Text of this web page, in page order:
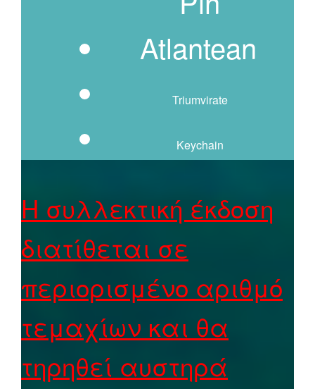
Atlantean
Triumvirate
Keychain
Η συλλεκτική έκδοση
διατίθεται σε
περιορισμένο αριθμό
τεμαχίων και θα
τηρηθεί αυστηρά